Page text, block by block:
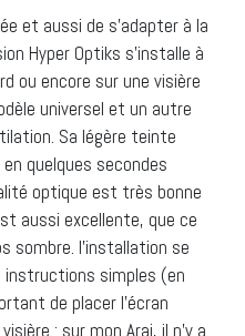
et aussi de s’adapter à la
Hyper Optiks s’installe à
ou encore sur une visière
universel et un autre
Sa légère teinte
quelques secondes
optique est très bonne
aussi excellente, que ce
sombre. l’installation se
simples (en
de placer l’écran
: sur mon Arai, il n’y a